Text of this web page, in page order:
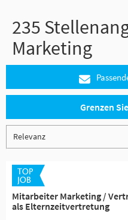
235
Marketing
Grenzen
Mitarbeiter Marketing /
als Elternzeitvertretung